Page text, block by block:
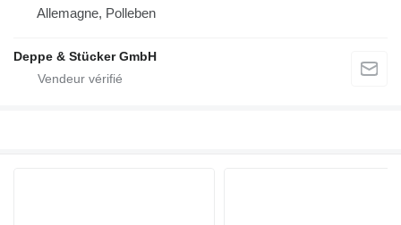
Allemagne, Polleben
Deppe & Stücker GmbH